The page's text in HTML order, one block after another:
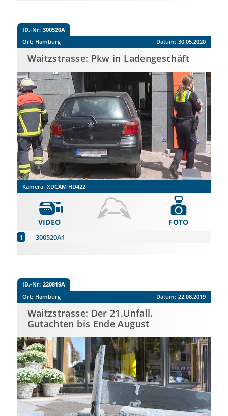
ID.-Nr: 300520A
Ort: Hamburg Datum: 30.05.2020
Waitzstrasse: Pkw in Ladengeschäft
Kamera: XDCAM HD422
VIDEO
300520A1
FOTO
ID.-Nr: 220819A
Ort: Hamburg Datum: 22.08.2019
Waitzstrasse: Der 21.Unfall.
Gutachten bis Ende August